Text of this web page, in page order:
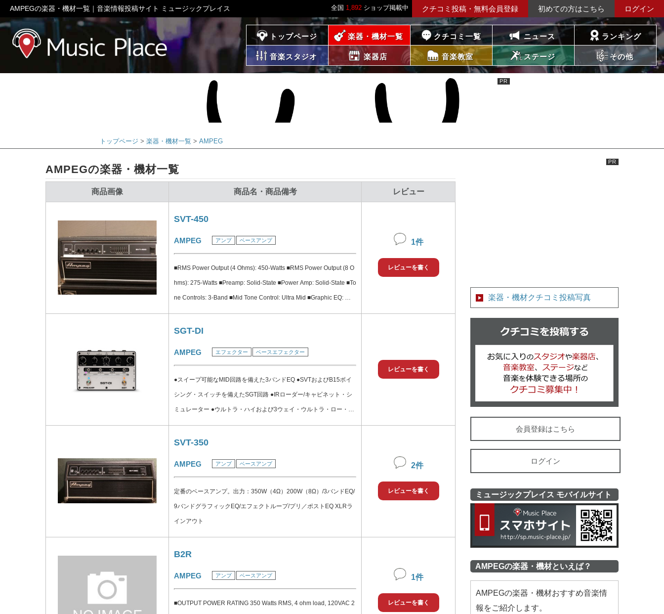
全国 1,892 ショップ掲載中 クチコミ投稿・無料会員登録 初めての方はこちら ログイン
AMPEGの楽器・機材一覧｜音楽情報投稿サイト ミュージックプレイス
ミュージックプレイス トップページ 楽器・機材一覧 クチコミ一覧 ニュース ランキング
音楽スタジオ 楽器店 音楽教室 ステージ その他
トップページ 楽器・機材一覧 AMPEG
AMPEGの楽器・機材一覧
商品画像 商品名・商品備考 レビュー
SVT-450
AMPEG アンプ ベースアンプ
■RMS Power Output (4 Ohms): 450-Watts ■RMS Power Output (8 O
hms): 275-Watts ■Preamp: Solid-State ■Power Amp: Solid-State ■To
ne Controls: 3-Band ■Mid Tone Control: Ultra Mid ■Graphic EQ: 有,
9-Band ■Balanced Line Out: 有, Pre/Post w/Pad ■Effects Loop: 有 ■
Preamp Out/Power Amp In: 有
1件
レビューを書く
SGT-DI
AMPEG エフェクター ベースエフェクター
●スイープ可能なMID回路を備えた3バンドEQ ●SVTおよびB15ボイ
シング・スイッチを備えたSGT回路 ●IRローダー/キャビネット・シ
ミュレーター ●ウルトラ・ハイおよび3ウェイ・ウルトラ・ロー・ス
イッチ ●10:1 可変コンプレッサー ■S/N比： LINE OUT/PHONES：1
06dB (20Hz〜20kHz Aウェイト, プリアンプとSGT無効時) ■最大ゲ
T 有効, 最大 GRIT, 最大 VOLUME) LINE OUT/PHONES: 57dB (@1k
レビューを書く
SVT-350
AMPEG アンプ ベースアンプ
定番のベースアンプ。出力：350W（4Ω）200W（8Ω）/3バンドEQ/
9バンドグラフィックEQ/エフェクトループ/プリ／ポストEQ XLRラ
インアウト
2件
レビューを書く
B2R
AMPEG アンプ ベースアンプ
■OUTPUT POWER RATING 350 Watts RMS, 4 ohm load, 120VAC 2
1件
レビューを書く
楽器・機材クチコミ投稿写真
会員登録はこちら
ログイン
ミュージックプレイス モバイルサイト
AMPEGの楽器・機材といえば？
AMPEGの楽器・機材おすすめ音楽情
報をご紹介します。